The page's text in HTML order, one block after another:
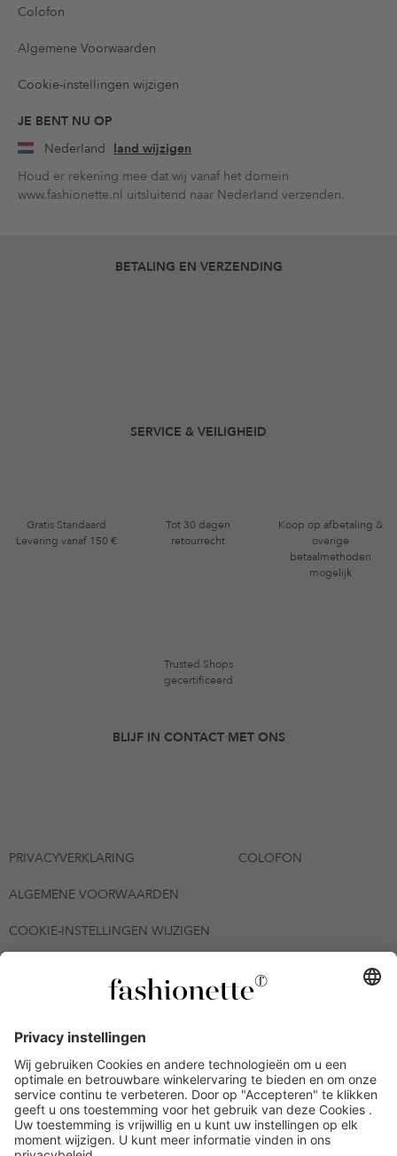
Colofon
Algemene Voorwaarden
Cookie-instellingen wijzigen
JE BENT NU OP
Nederland land wijzigen
Houd er rekening mee dat wij vanaf het domein
www.fashionette.nl uitsluitend naar Nederland verzenden.
BETALING EN VERZENDING
SERVICE & VEILIGHEID
Gratis Standaard
Levering vanaf 150 €
Tot 30 dagen
retourrecht
Koop op afbetaling &
overige
betaalmethoden
mogelijk
Trusted Shops
gecertificeerd
BLIJF IN CONTACT MET ONS
PRIVACYVERKLARING COLOFON
ALGEMENE VOORWAARDEN
COOKIE-INSTELLINGEN WIJZIGEN
inwisselbaar op alle artikelen op de pagina
fashionette.nl/selected-styles. De voorwaarden zoals vastgelegd in
artikel 9 van de algemene voorwaarden zijn van toepassing.
Bepaalde merken en artikelen kunnen uitgesloten zijn.
Kredietwaardigheid nodig. Alle prijzen inclusief btw en zonder
verzendkosten. De personen die genoemd of gepresenteerd zijn,